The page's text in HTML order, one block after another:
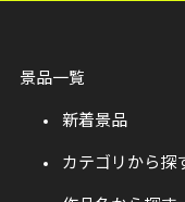
景品一覧
新着景品
カテゴリから探